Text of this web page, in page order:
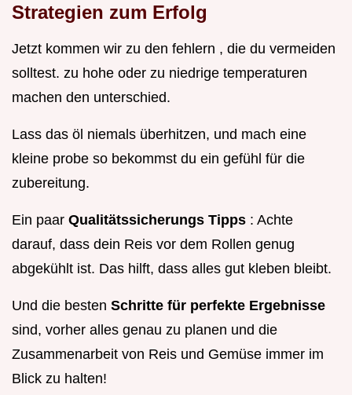
Strategien zum Erfolg
Jetzt kommen wir zu den fehlern , die du vermeiden
solltest. zu hohe oder zu niedrige temperaturen
machen den unterschied.
Lass das öl niemals überhitzen, und mach eine
kleine probe so bekommst du ein gefühl für die
zubereitung.
Ein paar Qualitätssicherungs Tipps : Achte
darauf, dass dein Reis vor dem Rollen genug
abgekühlt ist. Das hilft, dass alles gut kleben bleibt.
Und die besten Schritte für perfekte Ergebnisse
sind, vorher alles genau zu planen und die
Zusammenarbeit von Reis und Gemüse immer im
Blick zu halten!